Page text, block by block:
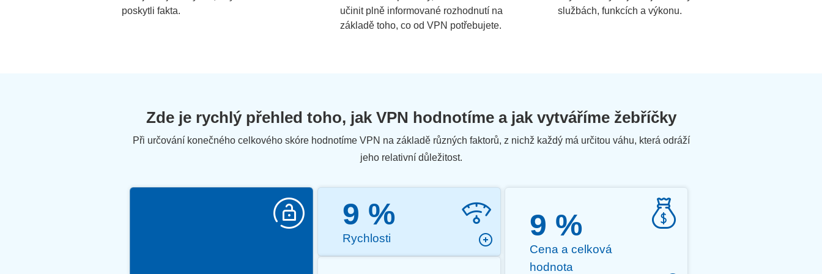
poskytli fakta.
učinit plně informované rozhodnutí na
základě toho, co od VPN potřebujete.
službách, funkcích a výkonu.
Zde je rychlý přehled toho, jak VPN hodnotíme a jak vytváříme žebříčky
Při určování konečného celkového skóre hodnotíme VPN na základě různých faktorů, z nichž každý má určitou váhu, která odráží
jeho relativní důležitost.
9 %
Rychlosti 9 %
Cena a celková
hodnota